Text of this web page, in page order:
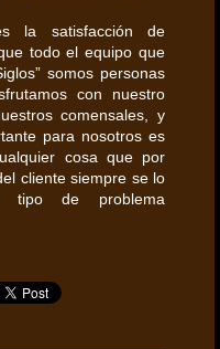
la satisfacción de
todo el equipo que
somos personas
con nuestro
comensales, y
para nosotros es
cosa que por
cliente siempre se lo
tipo de problema